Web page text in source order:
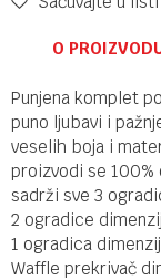
O
Punjena komplet
puno ljubavi i
veselih boja i
proizvodi se 100%
sadrži sve 3
2 ogradice
1 ogradica
Waffle prekrivač